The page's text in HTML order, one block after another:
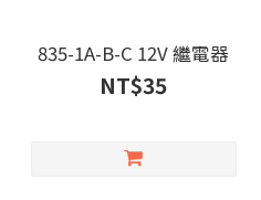
835-1A-B-C 12V 繼電器
NT$35